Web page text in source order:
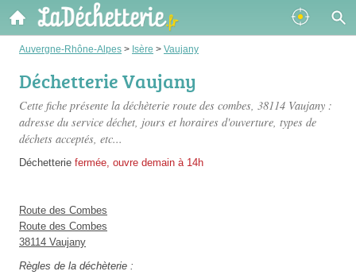
Auvergne-Rhône-Alpes > Isère > Vaujany
Déchetterie Vaujany
Cette fiche présente la déchèterie route des combes, 38114 Vaujany :
adresse du service déchet, jours et horaires d'ouverture, types de
déchets acceptés, etc...
Déchetterie fermée, ouvre demain à 14h
Route des Combes
Route des Combes
38114 Vaujany
Règles de la déchèterie :